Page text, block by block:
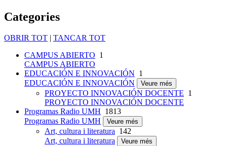
Categories
OBRIR TOT | TANCAR TOT
CAMPUS ABIERTO 1
CAMPUS ABIERTO
EDUCACIÓN E INNOVACIÓN 1
EDUCACIÓN E INNOVACIÓN
Veure més
PROYECTO INNOVACIÓN DOCENTE 1
PROYECTO INNOVACIÓN DOCENTE
Programas Radio UMH 1813
Programas Radio UMH
Veure més
Art, cultura i literatura 142
Art, cultura i literatura
Veure més